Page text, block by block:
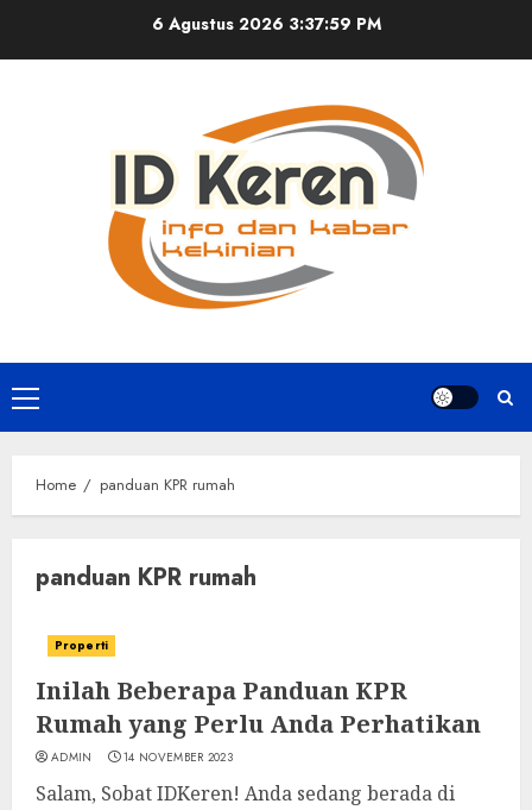
6 Agustus 2026 3:37:59 PM
Primary
Menu
Home panduan KPR rumah
panduan KPR rumah
Properti
Inilah Beberapa Panduan KPR
Rumah yang Perlu Anda Perhatikan
ADMIN 14 NOVEMBER 2023
Salam, Sobat IDKeren! Anda sedang berada di